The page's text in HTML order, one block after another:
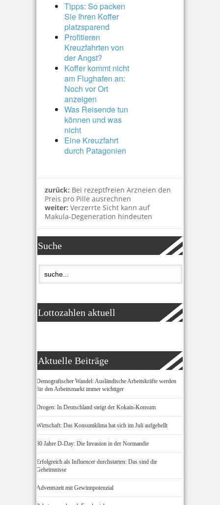
Tipps: So packen
Sie Ihren Koffer
platzsparend
Profitieren
Kreuzfahrten von
der Angst?
Koffer kommt nicht
am Flughafen an:
Noch vor Ort
anzeigen
Was Reisende tun
können und was
nicht
Eine Kreuzfahrt
durch Patagonien
zurück: Bei rezeptfreien Arzneien den
Preis pro Pille ausrechnen
weiter: Verzerrte Sicht kann auf
Makula-Degeneration hindeuten
Suche
Lottozahlen aktuell
Aktuelle Beiträge
Demografischer Wandel: Ausländische Arbeitskräfte werden
für den Arbeitsmarkt immer wichtiger
Drogen: In Deutschland steigt der Kokain-Konsum
Wirtschaft: Das Konsumklima hat sich im Juli aufgehellt
80 Jahre D-Day: Die Invasion in der Normandie
Erfolgreich als Influencer durchstarten: Das sind die
Geheimnisse
Adventszeit mit Gewinnpotenzial